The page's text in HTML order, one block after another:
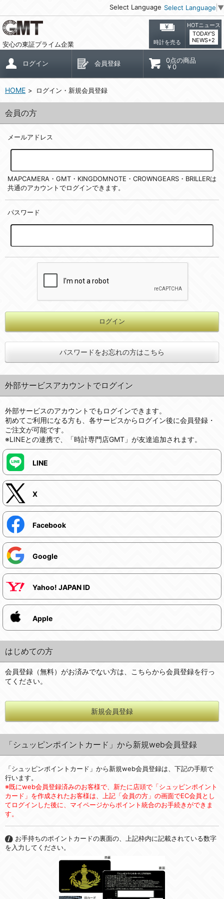
Select Language Select Language ▼
安心の東証プライム企業 時計を売る
HOTニュース
TODAY'S
NEWS+2
ログイン 会員登録
0点の商品
￥0
HOME ログイン・新規会員登録
会員の方
メールアドレス
MAPCAMERA・GMT・KINGDOMNOTE・CROWNGEARS・BRILLERは
共通のアカウントでログインできます。
パスワード
パスワードをお忘れの方はこちら
外部サービスアカウントでログイン
外部サービスのアカウントでもログインできます。
初めてご利用になる方も、各サービスからログイン後に会員登録・
ご注文が可能です。
※LINEとの連携で、「時計専門店GMT」が友達追加されます。
LINE
X
Facebook
Google
Yahoo! JAPAN ID
Apple
はじめての方
会員登録（無料）がお済みでない方は、こちらから会員登録を行っ
てください。
新規会員登録
「シュッピンポイントカード」から新規web会員登録
「シュッピンポイントカード」から新規web会員登録は、下記の手順で
行います。
※既にweb会員登録済みのお客様で、新たに店頭で「シュッピンポイント
カード」を作成されたお客様は、上記「会員の方」の画面でEC会員とし
てログインした後に、マイページからポイント統合のお手続きができま
す。
お手持ちのポイントカードの裏面の、上記枠内に記載されている数字
を入力してください。